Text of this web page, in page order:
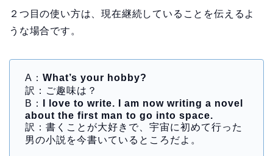
２つ目の使い方は、現在継続していることを伝えるよ
うな場合です。
A： What’s your hobby?
訳：ご趣味は？
B：
I love to write. I am now writing a novel
about the first man to go into space.
訳：書くことが大好きで、宇宙に初めて行った
男の小説を今書いているところだよ。